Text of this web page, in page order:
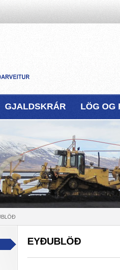
EYÐUBLÖÐ
GJALDSKRÁR LÖG OG